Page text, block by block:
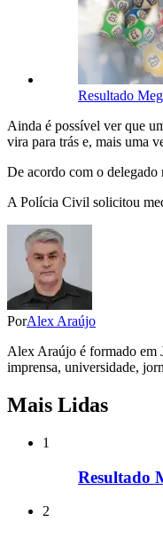
Resultado
Ainda é possível ver que
vira para trás e, mais uma
De acordo com o delegado
A Polícia Civil solicitou
PorAlex Araújo
Alex Araújo é formado em
imprensa, universidade,
Mais Lidas
1
Resultado
2